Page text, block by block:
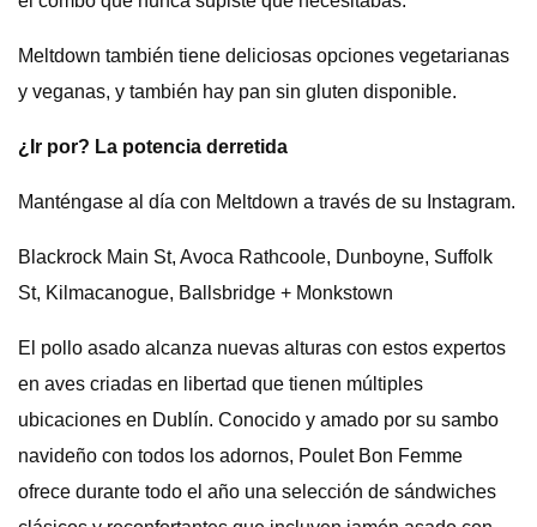
Meltdown también tiene deliciosas opciones vegetarianas
y veganas, y también hay pan sin gluten disponible.
¿Ir por? La potencia derretida
Manténgase al día con Meltdown a través de su Instagram.
Blackrock Main St, Avoca Rathcoole, Dunboyne, Suffolk
St, Kilmacanogue, Ballsbridge + Monkstown
El pollo asado alcanza nuevas alturas con estos expertos
en aves criadas en libertad que tienen múltiples
ubicaciones en Dublín. Conocido y amado por su sambo
navideño con todos los adornos, Poulet Bon Femme
ofrece durante todo el año una selección de sándwiches